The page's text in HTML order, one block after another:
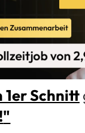
Schnitt
"